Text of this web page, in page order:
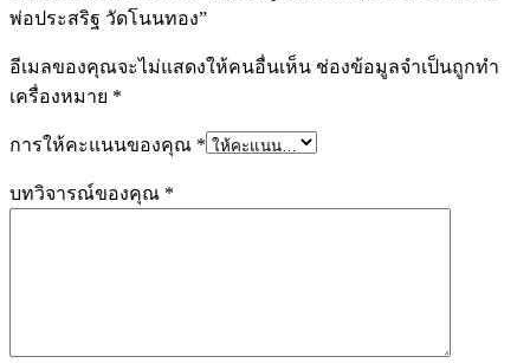
พ่อประสริฐ วัดโนนทอง”
อีเมลของคุณจะไม่แสดงให้คนอื่นเห็น ช่องข้อมูลจำเป็นถูกทำ
เครื่องหมาย *
การให้คะแนนของคุณ *
บทวิจารณ์ของคุณ *